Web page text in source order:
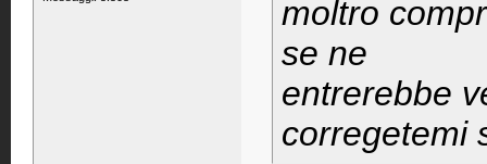
moltro
se ne
entrerebbe
corregetemi